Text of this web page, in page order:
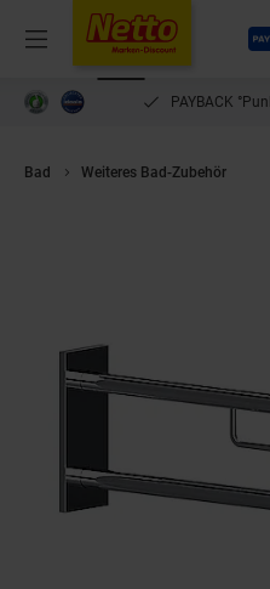
Menü
PAYBACK
Bad Weiteres Bad-Zubehör